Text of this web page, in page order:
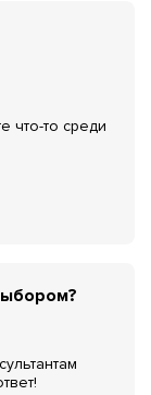
что-то среди